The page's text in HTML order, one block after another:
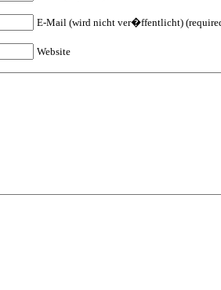
E-Mail (wird nicht ver�ffentlicht)
Website